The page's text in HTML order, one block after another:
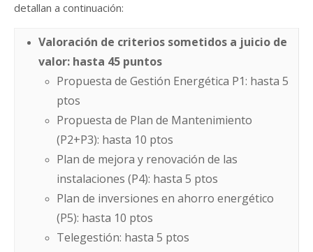
detallan a continuación:
Valoración de criterios sometidos a juicio de
valor: hasta 45 puntos
Propuesta de Gestión Energética P1: hasta 5
ptos
Propuesta de Plan de Mantenimiento
(P2+P3): hasta 10 ptos
Plan de mejora y renovación de las
instalaciones (P4): hasta 5 ptos
Plan de inversiones en ahorro energético
(P5): hasta 10 ptos
Telegestión: hasta 5 ptos